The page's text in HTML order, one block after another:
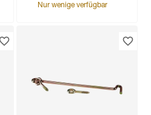
Nur wenige verfügbar